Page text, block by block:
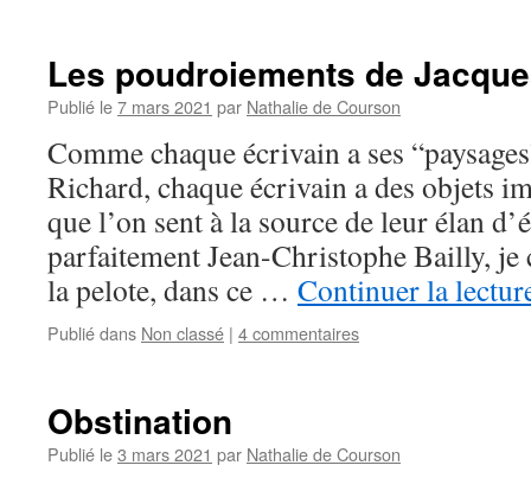
Les poudroiements de
Publié le7 mars 2021 par Nathalie de Courson
Comme chaque écrivain a ses
Richard, chaque écrivain a des objets
que l’on sent à la source de leur élan
parfaitement Jean-Christophe Bailly, je
la pelote, dans ce … Continuer la
Publié dans Non classé | 4 commentaires
Obstination
Publié le3 mars 2021 par Nathalie de Courson